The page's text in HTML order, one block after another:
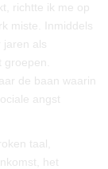
richtte ik me op
miste. Inmiddels
als
de baan waarin
angst
taal,
het